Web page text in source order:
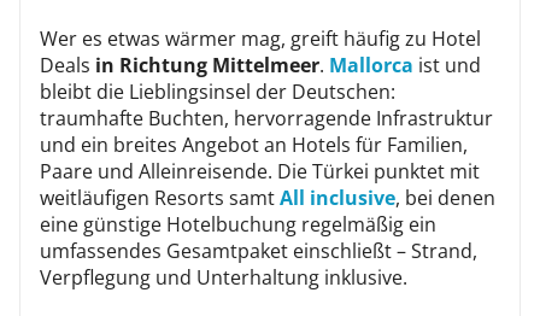
Wer es etwas wärmer mag, greift häufig zu Hotel
Deals in Richtung Mittelmeer. Mallorca ist und
bleibt die Lieblingsinsel der Deutschen:
traumhafte Buchten, hervorragende Infrastruktur
und ein breites Angebot an Hotels für Familien,
Paare und Alleinreisende. Die Türkei punktet mit
weitläufigen Resorts samtAll inclusive, bei denen
eine günstige Hotelbuchung regelmäßig ein
umfassendes Gesamtpaket einschließt – Strand,
Verpflegung und Unterhaltung inklusive.